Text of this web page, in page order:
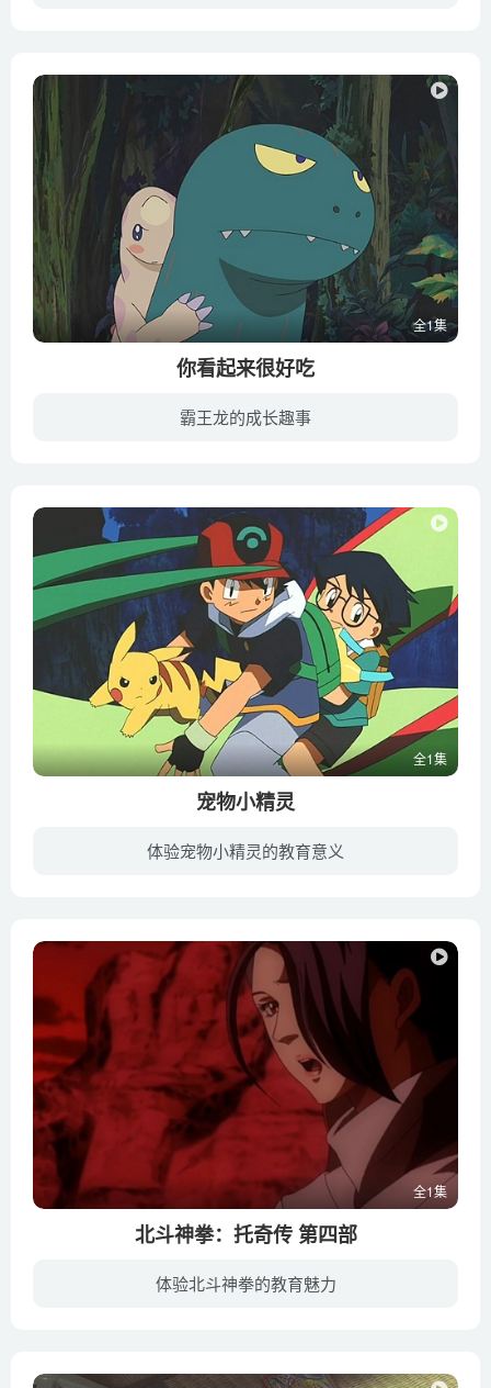
全1集
你看起来很好吃
霸王龙的成长趣事
全1集
宠物小精灵
体验宠物小精灵的教育意义
全1集
北斗神拳：托奇传 第四部
体验北斗神拳的教育魅力